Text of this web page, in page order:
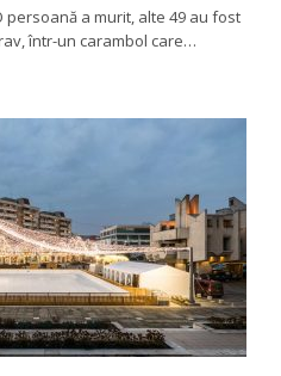
persoană a murit, alte 49 au fost
într-un carambol care…